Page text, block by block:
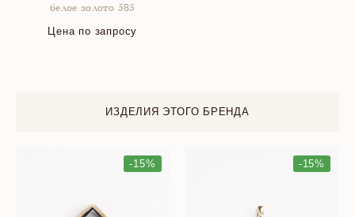
белое золото 585
Цена по запросу
ИЗДЕЛИЯ ЭТОГО БРЕНДА
-15% -15%